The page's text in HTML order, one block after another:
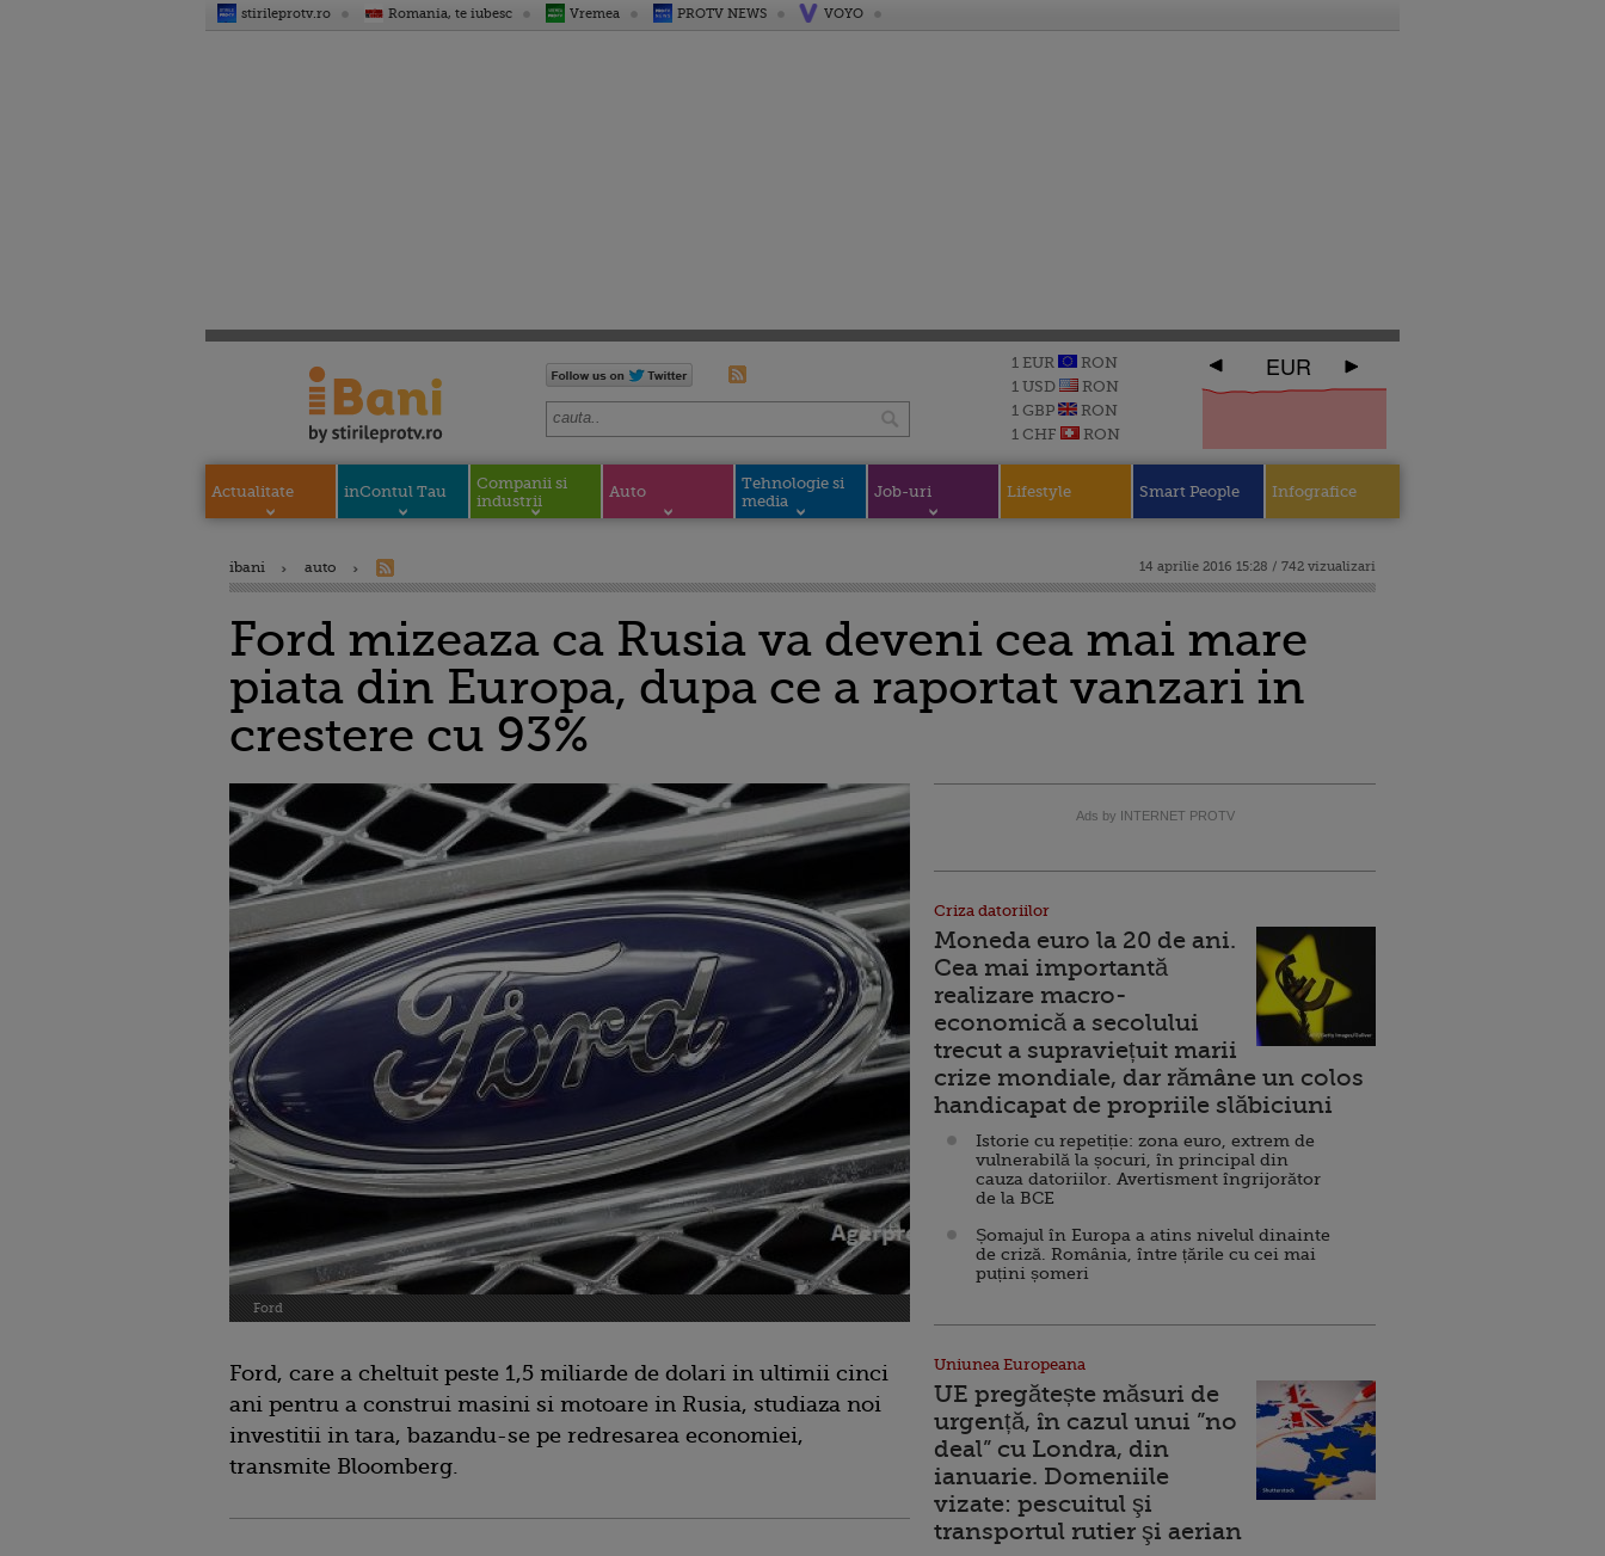
stirileprotv.ro Romania, te iubesc Vremea PROTV NEWS VOYO
1 EUR
RON
1 USD
RON
1 GBP
RON
1 CHF
RON
EUR
Actualitate inContul Tau
Companii si
industrii
Auto
Tehnologie si
media
Job-uri Lifestyle Smart People Infografice
ibani auto 14 aprilie 2016 15:28 / 742 vizualizari
Ford mizeaza ca Rusia va deveni cea mai mare
piata din Europa, dupa ce a raportat vanzari in
crestere cu 93%
Ford
Ford, care a cheltuit peste 1,5 miliarde de dolari in ultimii cinci
ani pentru a construi masini si motoare in Rusia, studiaza noi
investitii in tara, bazandu-se pe redresarea economiei,
transmite Bloomberg.
Ads by INTERNET PROTV
Criza datoriilor
Moneda euro la 20 de ani.
Cea mai importantă
realizare macro-
economică a secolului
trecut a supraviețuit marii
crize mondiale, dar rămâne un colos
handicapat de propriile slăbiciuni
Istorie cu repetiție: zona euro, extrem de
vulnerabilă la șocuri, în principal din
cauza datoriilor. Avertisment îngrijorător
de la BCE
Șomajul în Europa a atins nivelul dinainte
de criză. România, între țările cu cei mai
puțini șomeri
Uniunea Europeana
UE pregătește măsuri de
urgență, în cazul unui ”no
deal” cu Londra, din
ianuarie. Domeniile
vizate: pescuitul şi
transportul rutier şi aerian